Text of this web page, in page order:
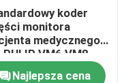
koder
monitora
medycznego
PHLIP VM6 VM8
Najlepsza cena